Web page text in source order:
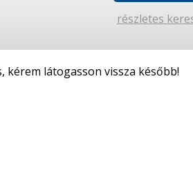
részletes
kérem látogasson vissza később!